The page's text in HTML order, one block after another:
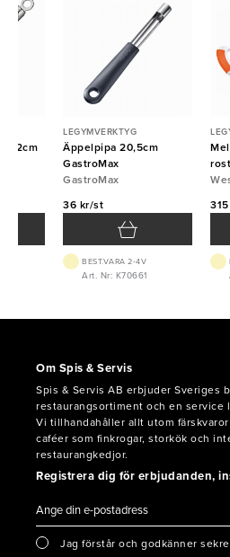
Ø2cm
LEGYMVERKTYG
Äppelpipa 20,5cm
GastroMax
GastroMax
36 kr/st
BEST.VARA 2-4V
Art. Nr: K70661
Om Spis & Servis
Spis & Servis AB erbjuder Sveriges
restaurangsortiment och en service
Vi tillhandahåller allt utom
caféer som finkrogar, storkök och
restaurangkedjor.
Registrera dig för erbjudanden,
Jag förstår och godkänner